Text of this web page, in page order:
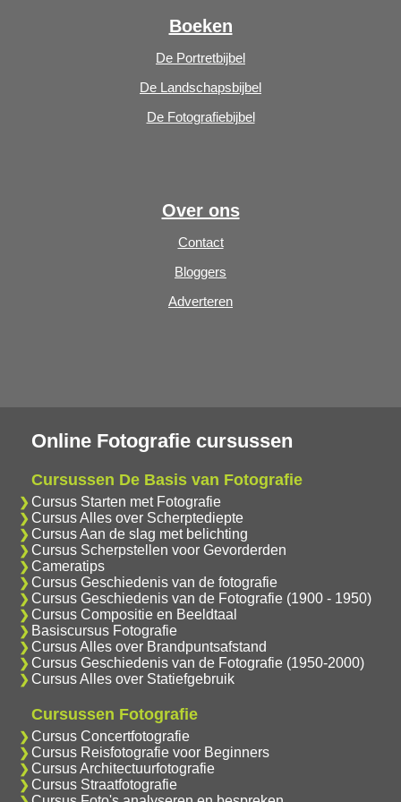
Boeken
De Portretbijbel
De Landschapsbijbel
De Fotografiebijbel
Over ons
Contact
Bloggers
Adverteren
Online Fotografie cursussen
Cursussen De Basis van Fotografie
Cursus Starten met Fotografie
Cursus Alles over Scherptediepte
Cursus Aan de slag met belichting
Cursus Scherpstellen voor Gevorderden
Cameratips
Cursus Geschiedenis van de fotografie
Cursus Geschiedenis van de Fotografie (1900 - 1950)
Cursus Compositie en Beeldtaal
Basiscursus Fotografie
Cursus Alles over Brandpuntsafstand
Cursus Geschiedenis van de Fotografie (1950-2000)
Cursus Alles over Statiefgebruik
Cursussen Fotografie
Cursus Concertfotografie
Cursus Reisfotografie voor Beginners
Cursus Architectuurfotografie
Cursus Straatfotografie